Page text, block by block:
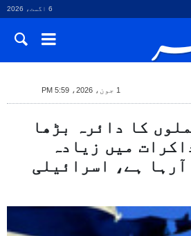
6 اگست، 2026
1 جون، 2026، 5:59 PM
کا دائرہ بڑھا
میں زیادہ
ہے، اسرائیلی